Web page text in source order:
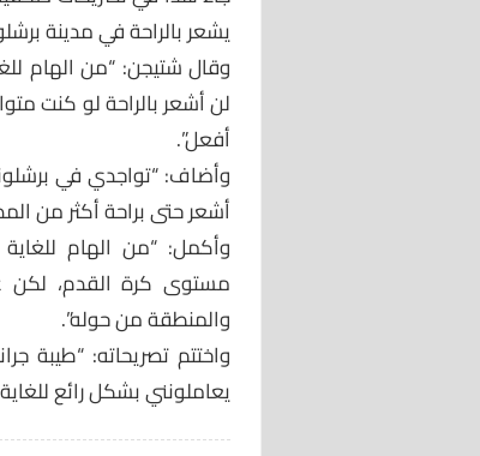
يشعر بالراحة في مدينة
وقال شتيجن: “من الهام
لن أشعر بالراحة لو كنت
أفعل”.
وأضاف: “تواجدي في
أشعر حتى براحة أكثر من
وأكمل: “من الهام
مستوى كرة القدم، لكن
والمنطقة من حوله”.
واختتم تصريحاته: “طيبة
يعاملونني بشكل رائع